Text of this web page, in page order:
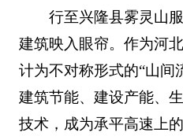
行至兴隆县雾灵山
建筑映入眼帘。作为河
计为不对称形式的“山间
建筑节能、建设产能、
技术，成为承平高速上